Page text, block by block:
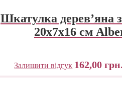
Шкатулка дерев’яна
20х7х16 см
Залишити відгук 162,00грн.